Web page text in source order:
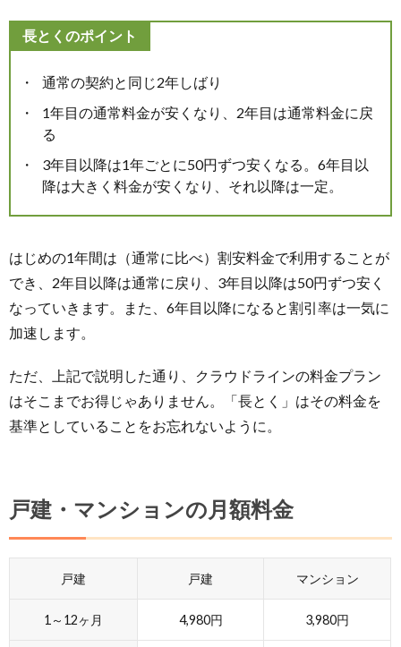
長とくのポイント
通常の契約と同じ2年しばり
1年目の通常料金が安くなり、2年目は通常料金に戻
る
3年目以降は1年ごとに50円ずつ安くなる。6年目以
降は大きく料金が安くなり、それ以降は一定。
はじめの1年間は（通常に比べ）割安料金で利用することが
でき、2年目以降は通常に戻り、3年目以降は50円ずつ安く
なっていきます。また、6年目以降になると割引率は一気に
加速します。
ただ、上記で説明した通り、クラウドラインの料金プラン
はそこまでお得じゃありません。「長とく」はその料金を
基準としていることをお忘れないように。
戸建・マンションの月額料金
戸建 戸建 マンション
1～12ヶ月 4,980円 3,980円